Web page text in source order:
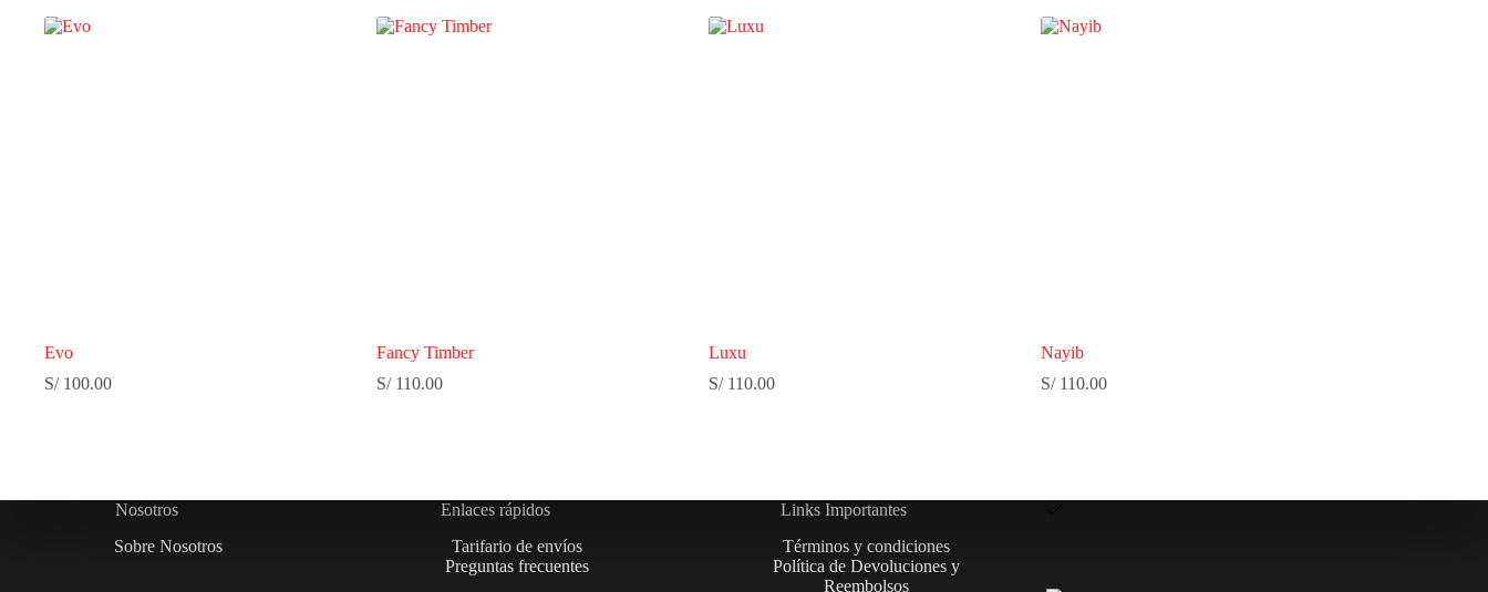
Evo
S/100.00
Fancy Timber
S/110.00
Luxu
S/110.00
Nayib
S/110.00
Nosotros
Sobre Nosotros
Enlaces rápidos
Tarifario de envíos
Preguntas frecuentes
Links Importantes
Términos y condiciones
Política de Devoluciones y
Reembolsos